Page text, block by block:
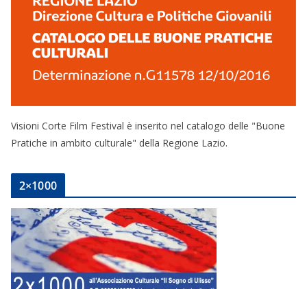
Visioni Corte Film Festival è inserito nel catalogo delle "Buone
Pratiche in ambito culturale" della Regione Lazio.
2×1000